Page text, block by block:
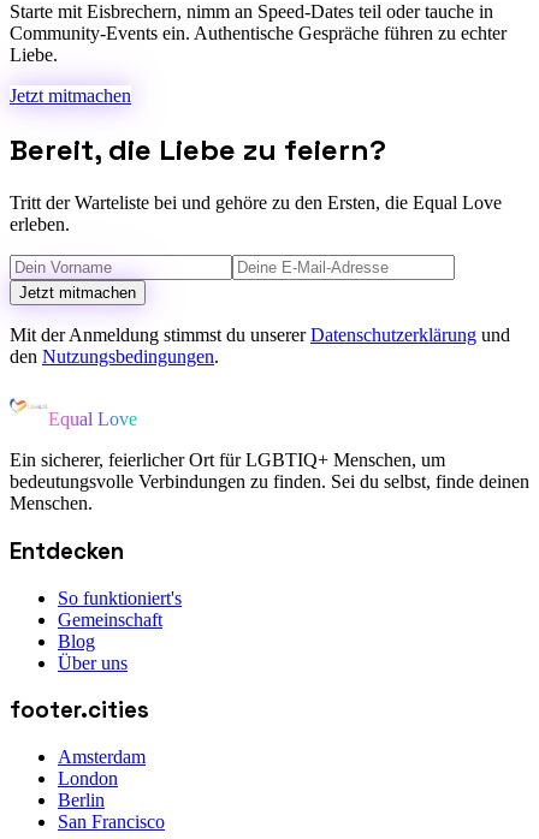
Starte mit Eisbrechern, nimm an Speed-Dates teil oder tauche in
Community-Events ein. Authentische Gespräche führen zu echter
Liebe.
Jetzt mitmachen
Bereit, die Liebe zu feiern?
Tritt der Warteliste bei und gehöre zu den Ersten, die Equal Love
erleben.
Jetzt mitmachen
Mit der Anmeldung stimmst du unserer Datenschutzerklärung und
den Nutzungsbedingungen.
Equal Love
Ein sicherer, feierlicher Ort für LGBTIQ+ Menschen, um
bedeutungsvolle Verbindungen zu finden. Sei du selbst, finde deinen
Menschen.
Entdecken
So funktioniert's
Gemeinschaft
Blog
Über uns
footer.cities
Amsterdam
London
Berlin
San Francisco